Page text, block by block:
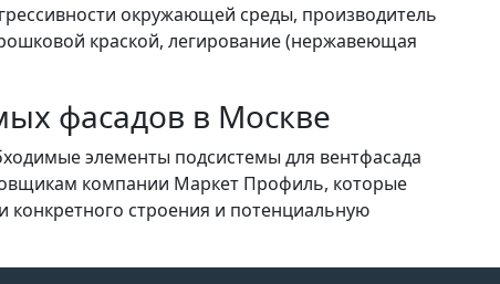
окружающей среды, производитель
краской, легирование (нержавеющая
фасадов в Москве
элементы подсистемы для вентфасада
компании Маркет Профиль, которые
конкретного строения и потенциальную